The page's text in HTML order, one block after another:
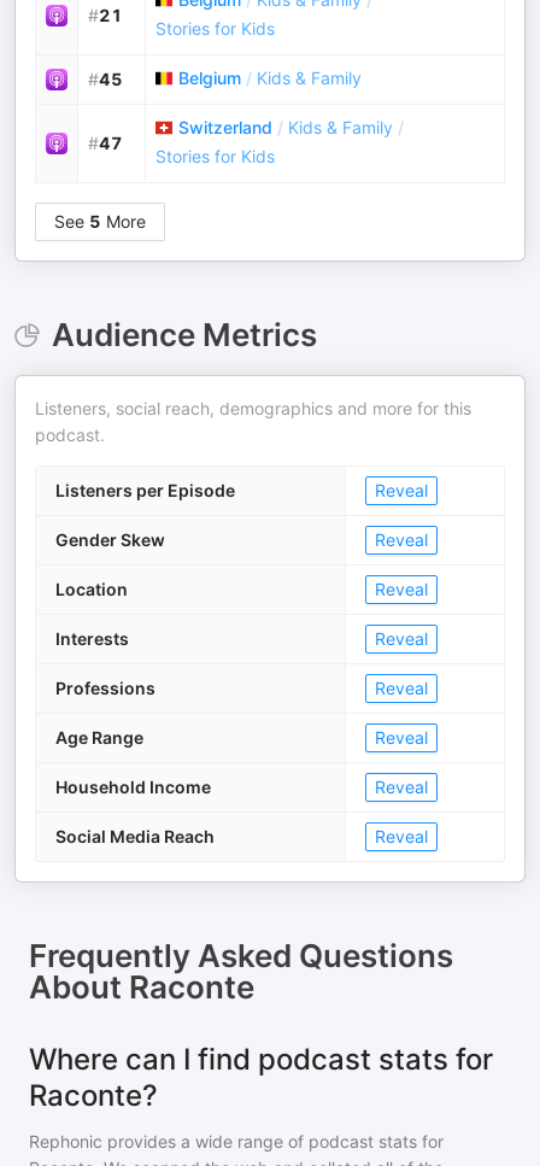
#21
Stories for Kids
#45 Belgium / Kids & Family
#47
Switzerland / Kids & Family /
Stories for Kids
See 5 More
Audience Metrics
Listeners, social reach, demographics and more for this
podcast.
Listeners per Episode Reveal
Gender Skew Reveal
Location Reveal
Interests Reveal
Professions Reveal
Age Range Reveal
Household Income Reveal
Social Media Reach Reveal
Frequently Asked Questions
About Raconte
Where can I find podcast stats for
Raconte?
Rephonic provides a wide range of podcast stats for